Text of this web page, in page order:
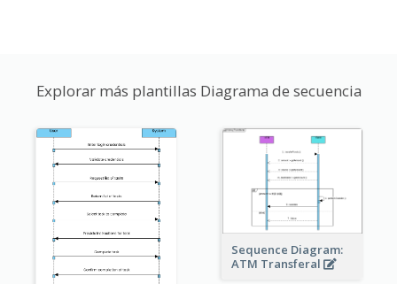
Explorar más plantillas Diagrama de secuencia
Sequence Diagram:
ATM Transferal